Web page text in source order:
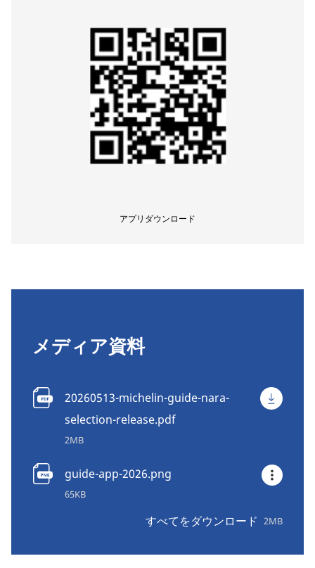
アプリダウンロード
メディア資料
20260513-michelin-guide-nara-
selection-release.pdf
2MB
guide-app-2026.png
65KB
すべてをダウンロード 2MB